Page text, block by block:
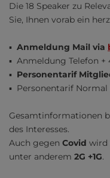
Die 18 Speaker zu
Sie, Ihnen vorab ein
▪ Anmeldung Mail via
▪ Anmeldung Telefon +
▪ Personentarif
▪ Personentarif Normal
Gesamtinformationen
des Interesses.
Auch gegen Covid wird
unter anderem 2G +1G.